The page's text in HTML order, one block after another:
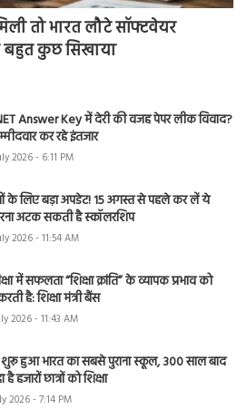
तो भारत लौटे सॉफ्टवेयर
बहुत कुछ सिखाया
Answer Key में देरी की वजह पेपर लीक विवाद?
कर रहे इंतजार
2026 - 6:11 PM
के लिए बड़ा अपडेट! 15 अगस्त से पहले कर लें ये
अटक सकती है स्कॉलरशिप
2026 - 11:54 AM
में सफलता “शिक्षा क्रांति” के व्यापक प्रभाव को
है: शिक्षा मंत्री बैंस
2026 - 11:43 AM
शुरू हुआ भारत का सबसे पुराना स्कूल, 300 साल बाद
है हजारों छात्रों को शिक्षा
2026 - 7:14 PM